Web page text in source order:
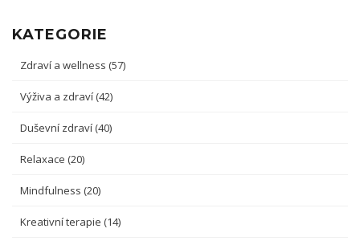
KATEGORIE
Zdraví a wellness (57)
Výživa a zdraví (42)
Duševní zdraví (40)
Relaxace (20)
Mindfulness (20)
Kreativní terapie (14)